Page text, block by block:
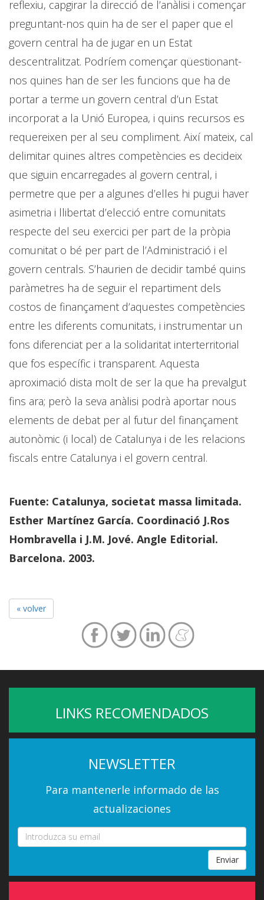
reflexiu, capgirar la direcció de l’anàlisi i començar
preguntant-nos quin ha de ser el paper que el
govern central ha de jugar en un Estat
descentralitzat. Podríem començar qüestionant-
nos quines han de ser les funcions que ha de
portar a terme un govern central d’un Estat
incorporat a la Unió Europea, i quins recursos es
requereixen per al seu compliment. Així mateix, cal
delimitar quines altres competències es decideix
que siguin encarregades al govern central, i
permetre que per a algunes d’elles hi pugui haver
asimetria i llibertat d’elecció entre comunitats
respecte del seu exercici per part de la pròpia
comunitat o bé per part de l’Administració i el
govern centrals. S’haurien de decidir també quins
paràmetres ha de seguir el repartiment dels
costos de finançament d’aquestes competències
entre les diferents comunitats, i instrumentar un
fons diferenciat per a la solidaritat interterritorial
que fos específic i transparent. Aquesta
aproximació dista molt de ser la que ha prevalgut
fins ara; però la seva anàlisi podrà aportar nous
elements de debat per al futur del finançament
autonòmic (i local) de Catalunya i de les relacions
fiscals entre Catalunya i el govern central.
Fuente: Catalunya, societat massa limitada.
Esther Martínez García. Coordinació J.Ros
Hombravella i J.M. Jové. Angle Editorial.
Barcelona. 2003.
« volver
LINKS RECOMENDADOS
NEWSLETTER
Para mantenerle informado de las
actualizaciones
Enviar